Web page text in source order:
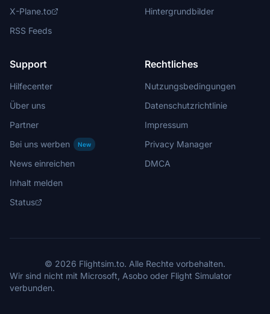
X-Plane.to
RSS Feeds
Hintergrundbilder
Support
Hilfecenter
Über uns
Partner
Bei uns werben
New
News einreichen
Inhalt melden
Status
Rechtliches
Nutzungsbedingungen
Datenschutzrichtlinie
Impressum
Privacy Manager
DMCA
© 2026 Flightsim.to. Alle Rechte vorbehalten.
Wir sind nicht mit Microsoft, Asobo oder Flight Simulator
verbunden.